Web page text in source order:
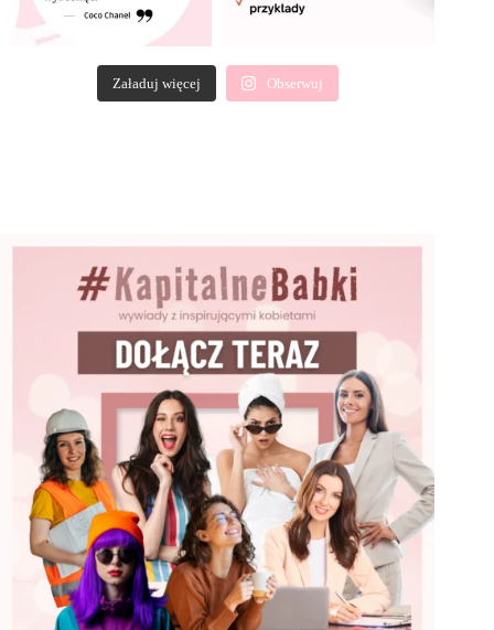
Załaduj więcej Obserwuj